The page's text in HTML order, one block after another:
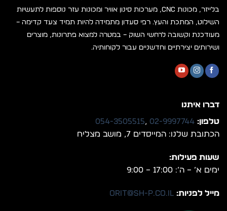
בלייזר, מכונות CNC, מערכות סינון אוויר ומכונות עזר נוספות לתעשיות
השילוט, המתכת והעץ. רפי סעדון מתמידה להיות תמיד צעד קדימה –
מעודכנת וקשובה לרחשי השוק – במטרה למצוא פתרונות, מוצרים
ושירותים יצירתיים וחדשניים עבור לקוחותיה.
דברו איתנו
טלפון: 02-9997744
,
054-3505515
הכתובת שלנו: המייסדים 7, מושב מצליח
שעות פעילות:
ימים א’ – ה’: 17:00 – 9:00
מייל לפניות: orit@sh-p.co.il